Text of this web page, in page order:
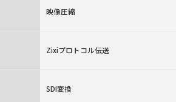
映像圧縮
Zixiプロトコル伝送
SDI変換